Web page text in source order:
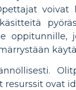
voivat
oppitunnille,
ovat